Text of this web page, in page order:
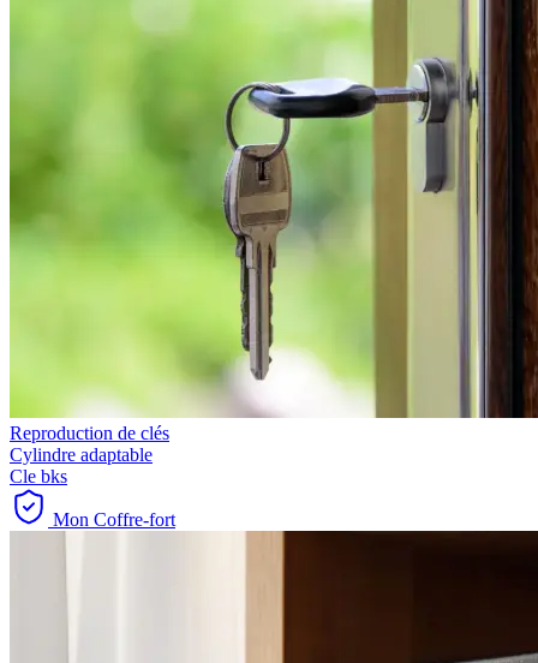
Reproduction de clés
Cylindre adaptable
Cle bks
Mon Coffre-fort